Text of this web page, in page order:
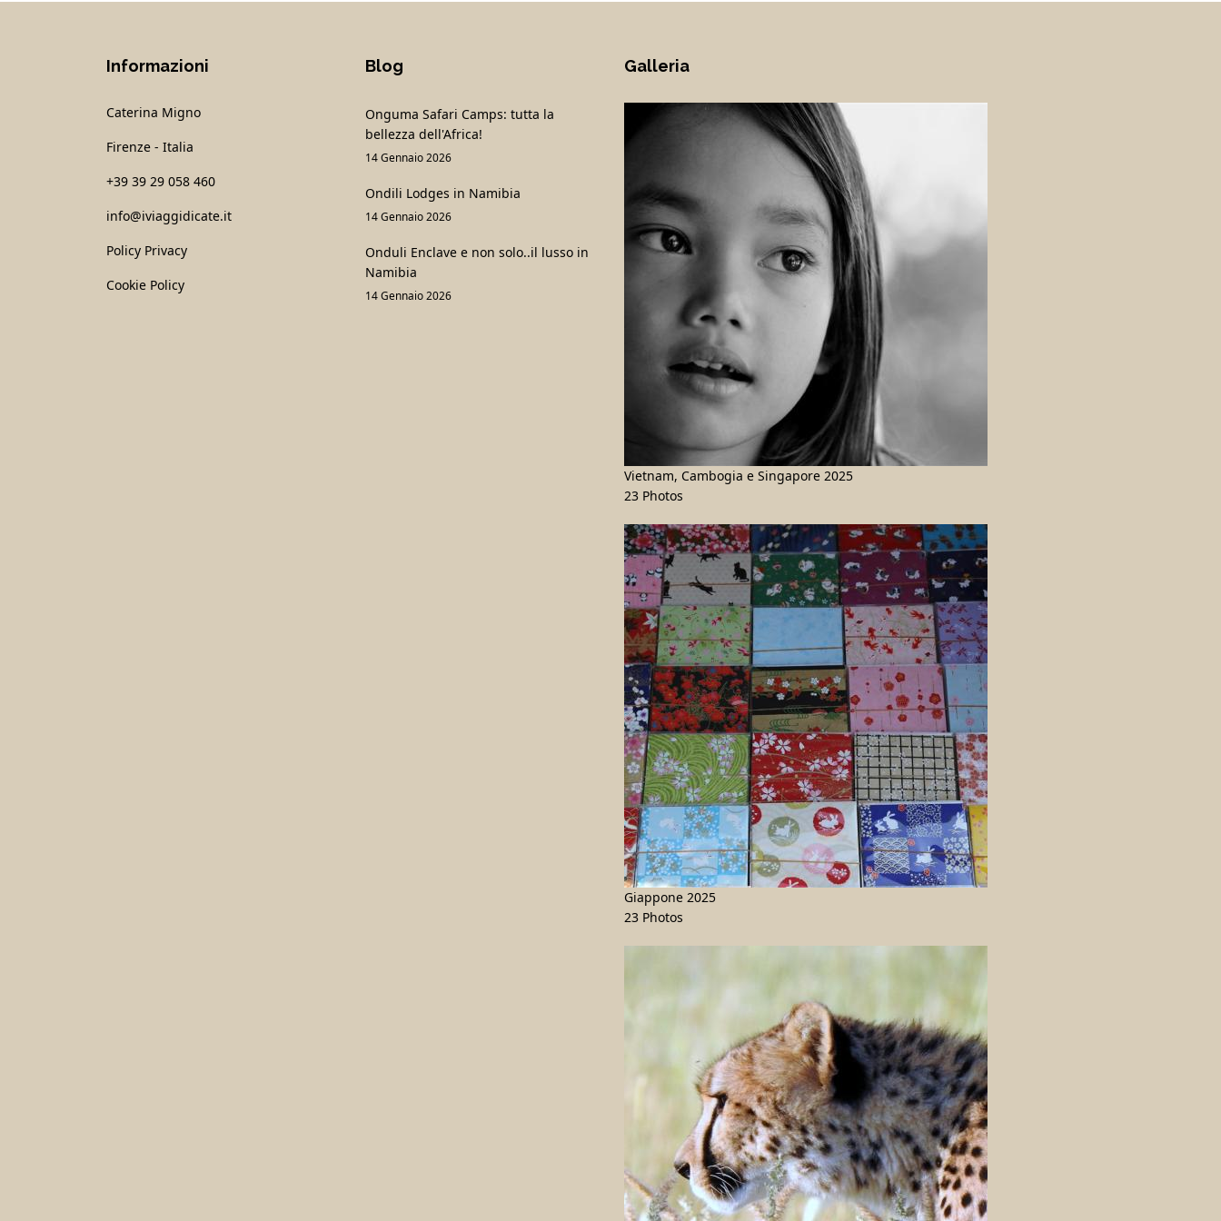
Informazioni
Caterina Migno
Firenze - Italia
+39 39 29 058 460
info@iviaggidicate.it
Policy Privacy
Cookie Policy
Blog
Onguma Safari Camps: tutta la
bellezza dell'Africa!
14 Gennaio 2026
Ondili Lodges in Namibia
14 Gennaio 2026
Onduli Enclave e non solo..il lusso in
Namibia
14 Gennaio 2026
Galleria
Vietnam, Cambogia e Singapore 2025
23 Photos
Giappone 2025
23 Photos